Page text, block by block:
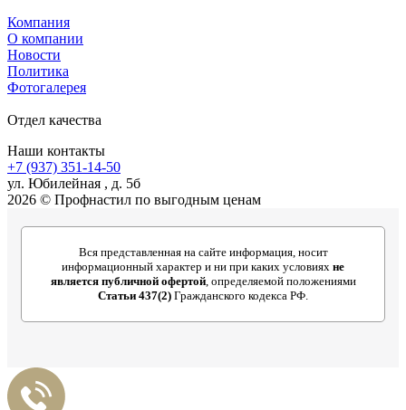
Компания
О компании
Новости
Политика
Фотогалерея
Отдел качества
Наши контакты
+7 (937) 351-14-50
ул. Юбилейная , д. 5б
2026 © Профнастил по выгодным ценам
Вся представленная на сайте информация, носит
информационный характер и ни при каких условиях не
является публичной офертой, определяемой положениями
Статьи 437(2) Гражданского кодекса РФ.